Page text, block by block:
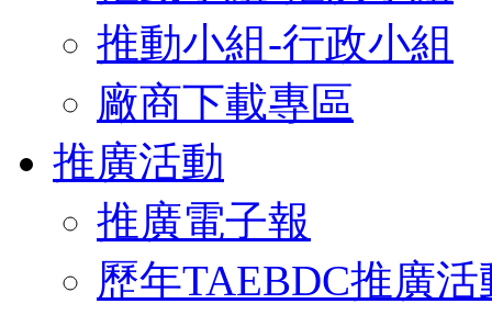
推動小組-行政小組
廠商下載專區
推廣活動
推廣電子報
歷年TAEBDC推廣活